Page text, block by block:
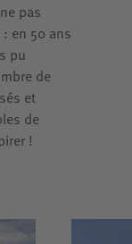
pas
en 50 ans
pu
de
et
de
!